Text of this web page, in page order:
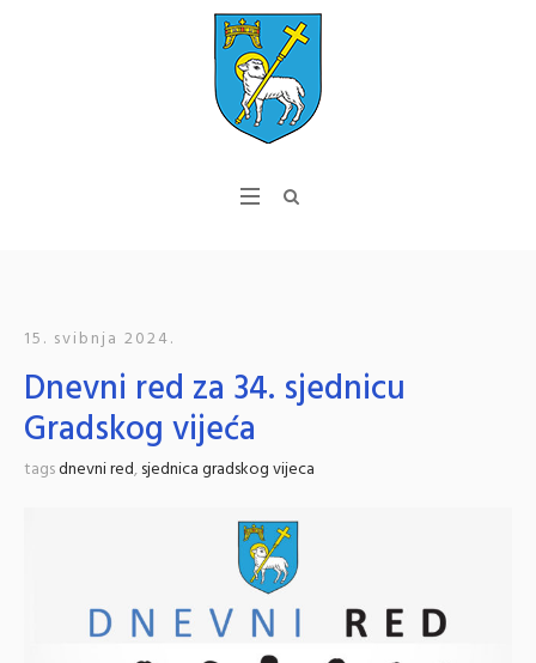
15. svibnja 2024.
Dnevni red za 34. sjednicu
Gradskog vijeća
tagsdnevni red,sjednica gradskog vijeca